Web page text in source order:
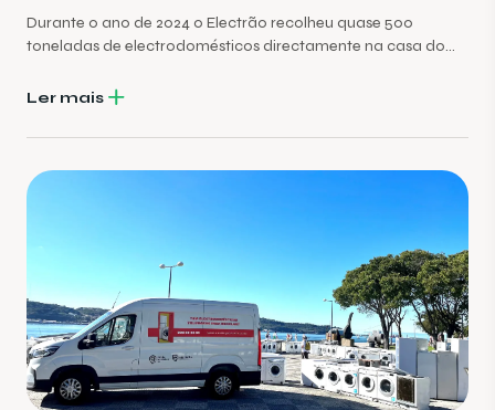
Durante o ano de 2024 o Electrão recolheu quase 500
toneladas de electrodomésticos directamente na casa do
eléctricos usados, recolhidas e enviadas para reciclagem, ao
em relação às 203 toneladas recolhidas em 2023.
Ler mais